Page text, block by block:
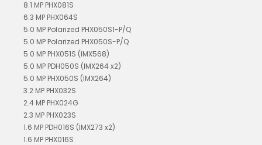
8.1 MP PHX081S
6.3 MP PHX064S
5.0 MP Polarized PHX050S1-P/Q
5.0 MP Polarized PHX050S-P/Q
5.0 MP PHX051S (IMX568)
5.0 MP PDH050S (IMX264 x2)
5.0 MP PHX050S (IMX264)
3.2 MP PHX032S
2.4 MP PHX024G
2.3 MP PHX023S
1.6 MP PDH016S (IMX273 x2)
1.6 MP PHX016S